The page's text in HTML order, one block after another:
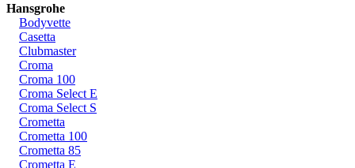
Hansgrohe
Bodyvette
Casetta
Clubmaster
Croma
Croma 100
Croma Select E
Croma Select S
Crometta
Crometta 100
Crometta 85
Crometta E